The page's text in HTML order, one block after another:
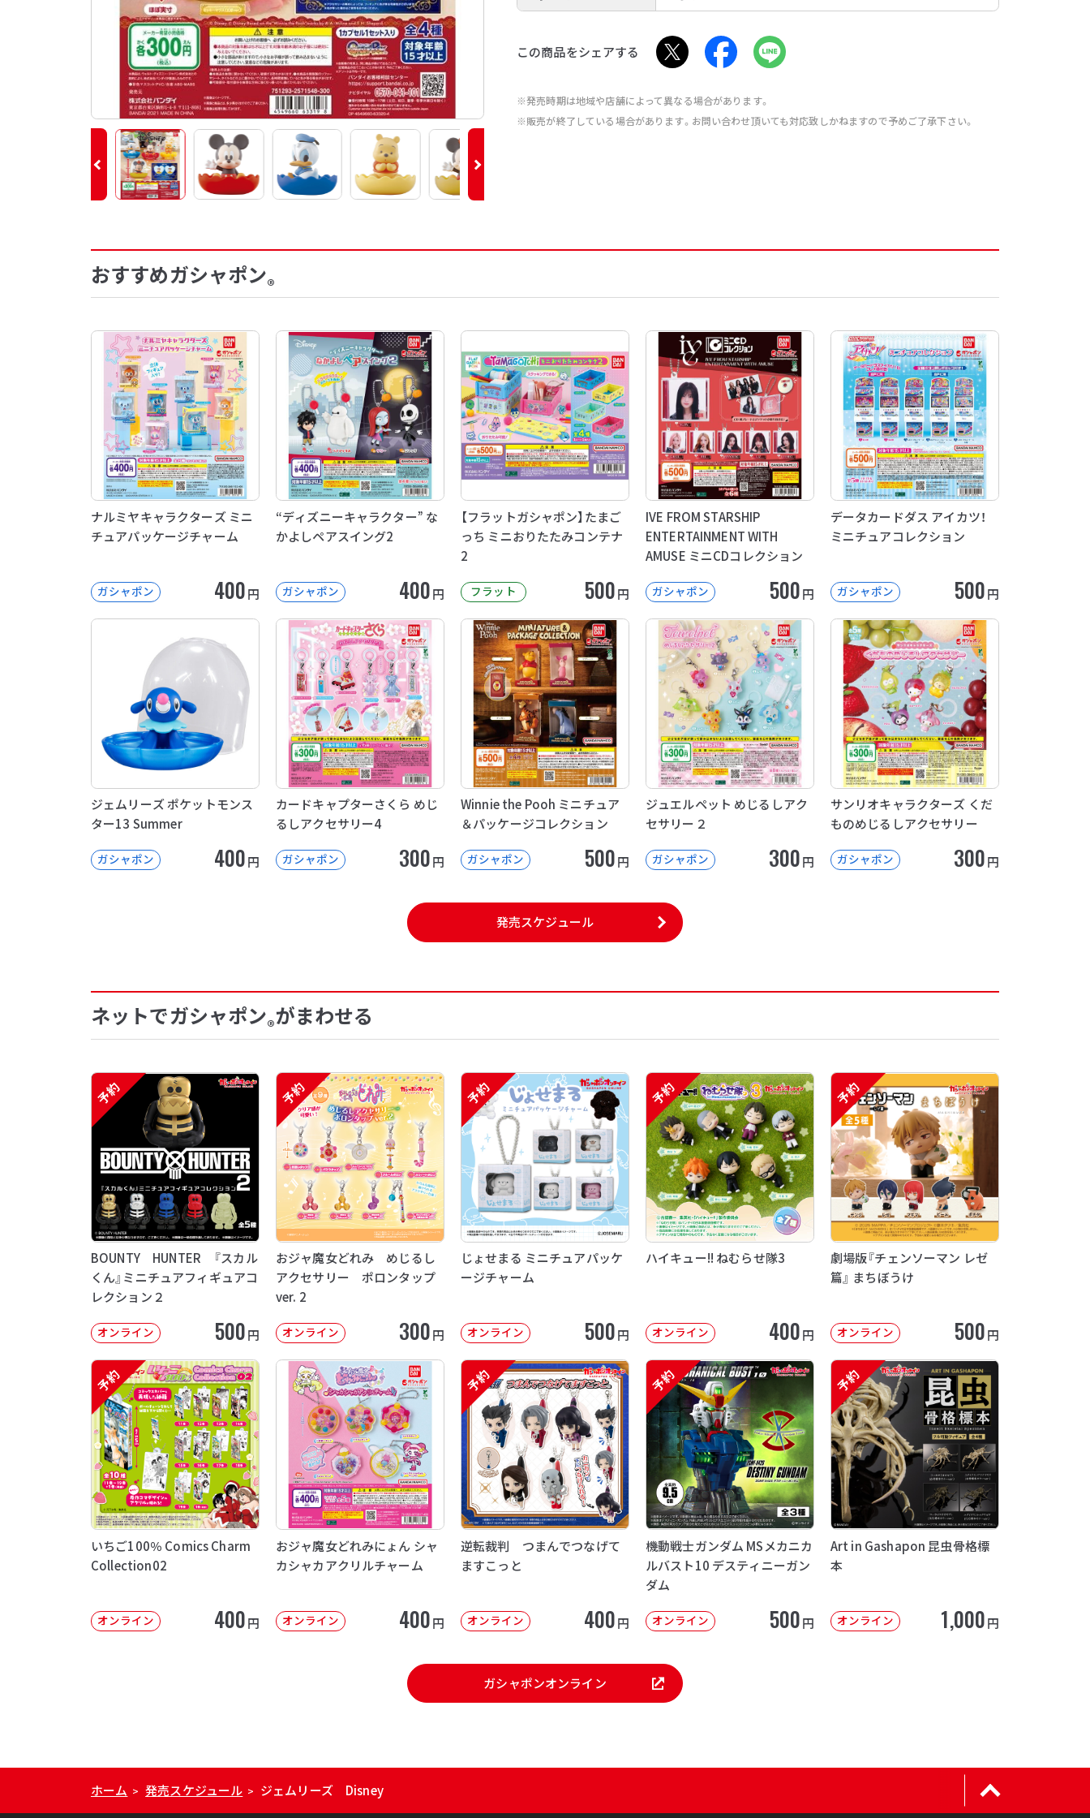
この商品をシェアする
※発売時期は地域や店舗によって異なる場合があります。
※販売が終了している場合があります。お問い合わせ頂いても対応致しかねますので予めご了承下さい。
おすすめガシャポン®
ナルミヤキャラクターズ ミニ
チュアパッケージチャーム
ガシャポン 400円
“ディズニーキャラクター” な
かよしペアスイング2
ガシャポン 400円
【フラットガシャポン】たまご
っち ミニおりたたみコンテナ
2
フラット 500円
IVE FROM STARSHIP
ENTERTAINMENT WITH
AMUSE ミニCDコレクション
ガシャポン 500円
データカードダス アイカツ！
ミニチュアコレクション
ガシャポン 500円
ジェムリーズ ポケットモンス
ター13 Summer
ガシャポン 400円
カードキャプターさくら めじ
るしアクセサリー4
ガシャポン 300円
Winnie the Pooh ミニチュア
＆パッケージコレクション
ガシャポン 500円
ジュエルペット めじるしアク
セサリー２
ガシャポン 300円
サンリオキャラクターズ くだ
ものめじるしアクセサリー
ガシャポン 300円
発売スケジュール
ネットでガシャポン®がまわせる
予約
BOUNTY HUNTER 『スカル
くん』ミニチュアフィギュアコ
レクション２
オンライン 500円
予約
おジャ魔女どれみ めじるし
アクセサリー ポロンタップ
ver. 2
オンライン 300円
予約
じょせまる ミニチュアパッケ
ージチャーム
オンライン 500円
予約
ハイキュー!! ねむらせ隊3
オンライン 400円
予約
劇場版『チェンソーマン レゼ
篇』 まちぼうけ
オンライン 500円
予約
いちご100％ Comics Charm
Collection02
オンライン 400円
おジャ魔女どれみにょん シャ
カシャカアクリルチャーム
オンライン 400円
予約
逆転裁判 つまんでつなげて
ますこっと
オンライン 400円
予約
機動戦士ガンダム MSメカニカ
ルバスト10 デスティニーガン
ダム
オンライン 500円
予約
Art in Gashapon 昆虫骨格標
本
オンライン 1,000円
ガシャポンオンライン
ホーム > 発売スケジュール > ジェムリーズ Disney